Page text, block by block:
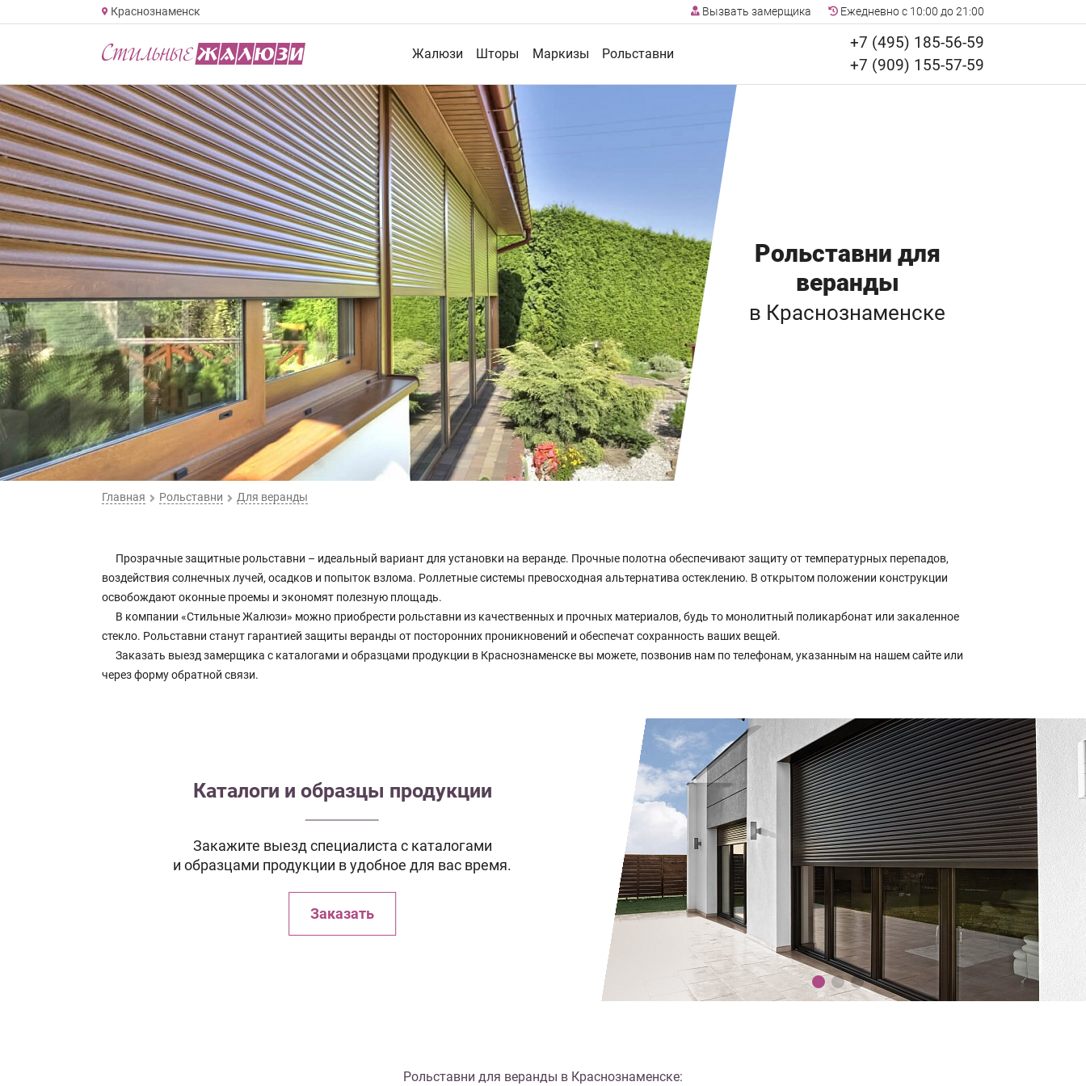
Краснознаменск Вызвать замерщика Ежедневно с 10:00 до 21:00
Жалюзи Шторы Маркизы Рольставни
+7 (495) 185-56-59
+7 (909) 155-57-59
Рольставни для
веранды
в Краснознаменске
Главная Рольставни Для веранды
Прозрачные защитные рольставни – идеальный вариант для установки на веранде. Прочные полотна обеспечивают защиту от температурных перепадов,
воздействия солнечных лучей, осадков и попыток взлома. Роллетные системы превосходная альтернатива остеклению. В открытом положении конструкции
освобождают оконные проемы и экономят полезную площадь.
В компании «Стильные Жалюзи» можно приобрести рольставни из качественных и прочных материалов, будь то монолитный поликарбонат или закаленное
стекло. Рольставни станут гарантией защиты веранды от посторонних проникновений и обеспечат сохранность ваших вещей.
Заказать выезд замерщика с каталогами и образцами продукции в Краснознаменске вы можете, позвонив нам по телефонам, указанным на нашем сайте или
через форму обратной связи.
Каталоги и образцы продукции
Закажите выезд специалиста с каталогами
и образцами продукции в удобное для вас время.
Заказать
Рольставни для веранды в Краснознаменске: